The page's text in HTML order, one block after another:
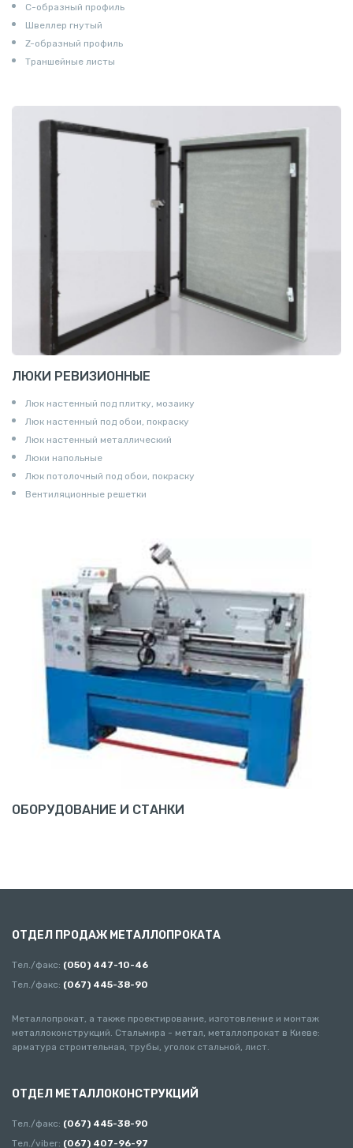
С-образный профиль
Швеллер гнутый
Z-образный профиль
Траншейные листы
ЛЮКИ РЕВИЗИОННЫЕ
Люк настенный под плитку, мозаику
Люк настенный под обои, покраску
Люк настенный металлический
Люки напольные
Люк потолочный под обои, покраску
Вентиляционные решетки
ОБОРУДОВАНИЕ И СТАНКИ
ОТДЕЛ ПРОДАЖ МЕТАЛЛОПРОКАТА
Тел./факс: (050) 447-10-46
Тел./факс: (067) 445-38-90
Металлопрокат, а также проектирование, изготовление и монтаж
металлоконструкций. Стальмира - метал, металлопрокат в Киеве:
арматура строительная, трубы, уголок стальной, лист.
ОТДЕЛ МЕТАЛЛОКОНСТРУКЦИЙ
Тел./факс: (067) 445-38-90
Тел./viber: (067) 407-96-97